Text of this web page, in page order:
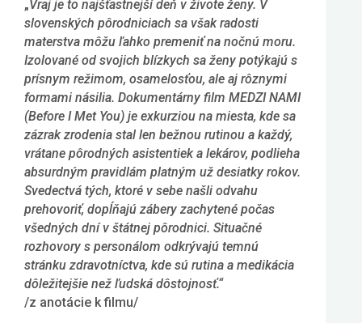
„Vraj je to najšťastnejší deň v živote ženy. V
slovenských pôrodniciach sa však radosti
materstva môžu ľahko premeniť na nočnú moru.
Izolované od svojich blízkych sa ženy potýkajú s
prísnym režimom, osamelosťou, ale aj rôznymi
formami násilia. Dokumentárny film MEDZI NAMI
(Before I Met You) je exkurziou na miesta, kde sa
zázrak zrodenia stal len bežnou rutinou a každý,
vrátane pôrodných asistentiek a lekárov, podlieha
absurdným pravidlám platným už desiatky rokov.
Svedectvá tých, ktoré v sebe našli odvahu
prehovoriť, dopĺňajú zábery zachytené počas
všedných dní v štátnej pôrodnici. Situačné
rozhovory s personálom odkrývajú temnú
stránku zdravotníctva, kde sú rutina a medikácia
dôležitejšie než ľudská dôstojnosť.“
/z anotácie k filmu/